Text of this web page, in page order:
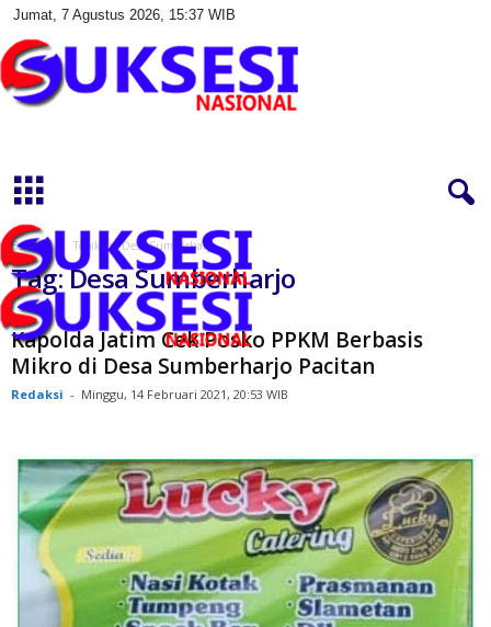
Jumat, 7 Agustus 2026, 15:37 WIB
s
i
a
s
Beranda Topik Desa Sumberharjo
Tag: Desa Sumberharjo
Kapolda Jatim Cek Posko PPKM Berbasis
Mikro di Desa Sumberharjo Pacitan
Redaksi - Minggu, 14 Februari 2021, 20:53 WIB